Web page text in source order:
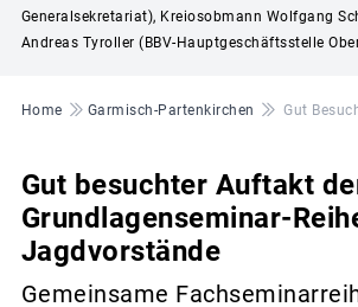
Generalsekretariat), Kreiosobmann Wolfgang
Andreas Tyroller (BBV-Hauptgeschäftsstelle
Pfadnavigation
Home Garmisch-Partenkirchen Gut
Gut besuchter Auftakt
Grundlagenseminar-
Jagdvorstände
Gemeinsame